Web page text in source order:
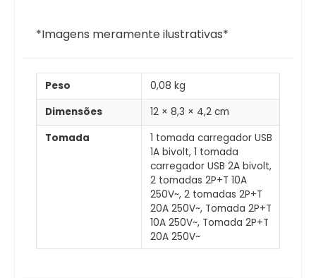
*Imagens meramente ilustrativas*
Peso
0,08 kg
Dimensões
12 × 8,3 × 4,2 cm
Tomada
1 tomada carregador USB
1A bivolt, 1 tomada
carregador USB 2A bivolt,
2 tomadas 2P+T 10A
250V~, 2 tomadas 2P+T
20A 250V~, Tomada 2P+T
10A 250V~, Tomada 2P+T
20A 250V~